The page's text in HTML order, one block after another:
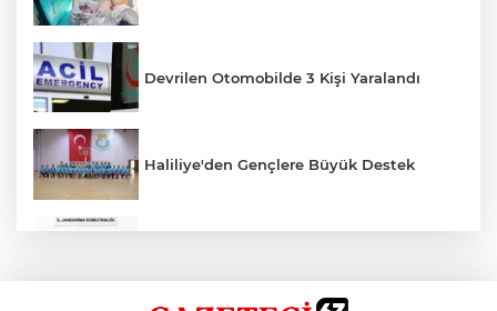
Devrilen Otomobilde 3 Kişi Yaralandı
Haliliye'den Gençlere Büyük Destek